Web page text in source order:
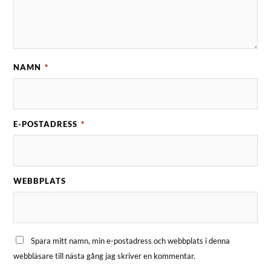
NAMN *
E-POSTADRESS *
WEBBPLATS
Spara mitt namn, min e-postadress och webbplats i denna
webbläsare till nästa gång jag skriver en kommentar.